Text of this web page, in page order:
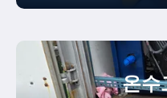
온수